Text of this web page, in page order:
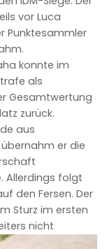
vor Luca
Punktesammler
konnte im
als
Gesamtwertung
zurück.
aus
er die
Allerdings folgt
den Fersen. Der
Sturz im ersten
nicht